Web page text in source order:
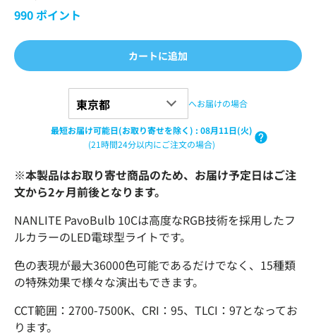
990ポイント
カートに追加
へお届けの場合
最短お届け可能日(お取り寄せを除く) : 08月11日(火)
(21時間24分以内にご注文の場合)
※本製品はお取り寄せ商品のため、お届け予定日はご注
文から2ヶ月前後となります。
NANLITE PavoBulb 10Cは高度なRGB技術を採用したフ
ルカラーのLED電球型ライトです。
色の表現が最大36000色可能であるだけでなく、15種類
の特殊効果で様々な演出もできます。
CCT範囲：2700-7500K、CRI：95、TLCI：97となってお
ります。